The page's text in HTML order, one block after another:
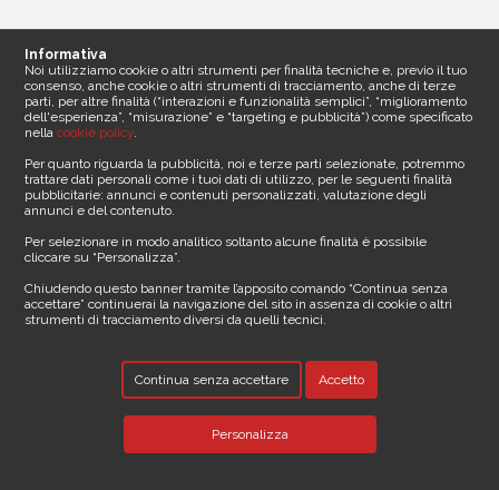
Contattaci
Sede legale
Via Dottesio 8
22100 Como ()
Partita iva 11305210012
Telefono
info@vacanze24.it
Informativa
Noi utilizziamo cookie o altri strumenti per finalità tecniche e, previo il tuo
consenso, anche cookie o altri strumenti di tracciamento, anche di terze
parti, per altre finalità (“interazioni e funzionalità semplici”, “miglioramento
dell'esperienza”, “misurazione” e “targeting e pubblicità”) come specificato
nellacookie policy.
Per quanto riguarda la pubblicità, noi e terze parti selezionate, potremmo
trattare dati personali come i tuoi dati di utilizzo, per le seguenti finalità
pubblicitarie: annunci e contenuti personalizzati, valutazione degli
annunci e del contenuto.
Per selezionare in modo analitico soltanto alcune finalità è possibile
cliccare su “Personalizza”.
Chiudendo questo banner tramite l’apposito comando “Continua senza
accettare” continuerai la navigazione del sito in assenza di cookie o altri
strumenti di tracciamento diversi da quelli tecnici.
Personalizza
Continua senza accettare Accetto